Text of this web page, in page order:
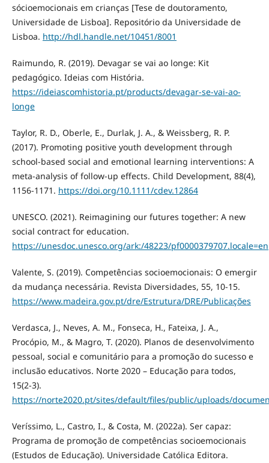
sócioemocionais em crianças [Tese de doutoramento,
Universidade de Lisboa]. Repositório da Universidade de
Lisboa. http://hdl.handle.net/10451/8001
Raimundo, R. (2019). Devagar se vai ao longe: Kit
pedagógico. Ideias com História.
https://ideiascomhistoria.pt/products/devagar-se-vai-ao-
longe
Taylor, R. D., Oberle, E., Durlak, J. A., & Weissberg, R. P.
(2017). Promoting positive youth development through
school-based social and emotional learning interventions: A
meta-analysis of follow-up effects. Child Development, 88(4),
1156-1171. https://doi.org/10.1111/cdev.12864
UNESCO. (2021). Reimagining our futures together: A new
social contract for education.
https://unesdoc.unesco.org/ark:/48223/pf0000379707.locale=en
Valente, S. (2019). Competências socioemocionais: O emergir
da mudança necessária. Revista Diversidades, 55, 10-15.
https://www.madeira.gov.pt/dre/Estrutura/DRE/Publicações
Verdasca, J., Neves, A. M., Fonseca, H., Fateixa, J. A.,
Procópio, M., & Magro, T. (2020). Planos de desenvolvimento
pessoal, social e comunitário para a promoção do sucesso e
inclusão educativos. Norte 2020 – Educação para todos,
15(2-3).
https://norte2020.pt/sites/default/files/public/uploads/
Veríssimo, L., Castro, I., & Costa, M. (2022a). Ser capaz:
Programa de promoção de competências socioemocionais
(Estudos de Educação). Universidade Católica Editora.